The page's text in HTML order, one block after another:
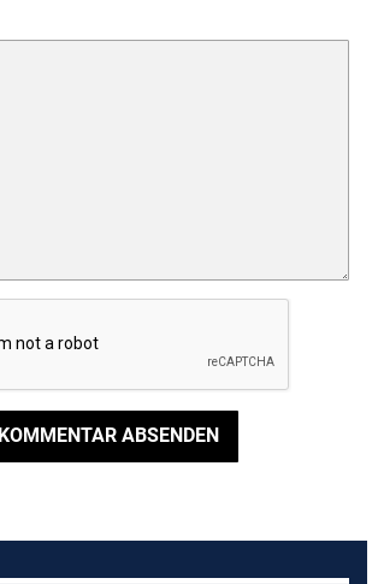
KOMMENTAR ABSENDEN